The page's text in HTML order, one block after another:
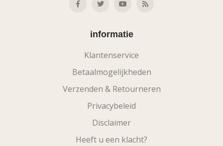
informatie
Klantenservice
Betaalmogelijkheden
Verzenden & Retourneren
Privacybeleid
Disclaimer
Heeft u een klacht?